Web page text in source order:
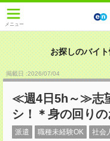
メニュー
お探しのバイ
掲載日 :2026/07/04
≪週4日5h～≫志
シ！＊身の回り
派遣 職種未経験OK 社会